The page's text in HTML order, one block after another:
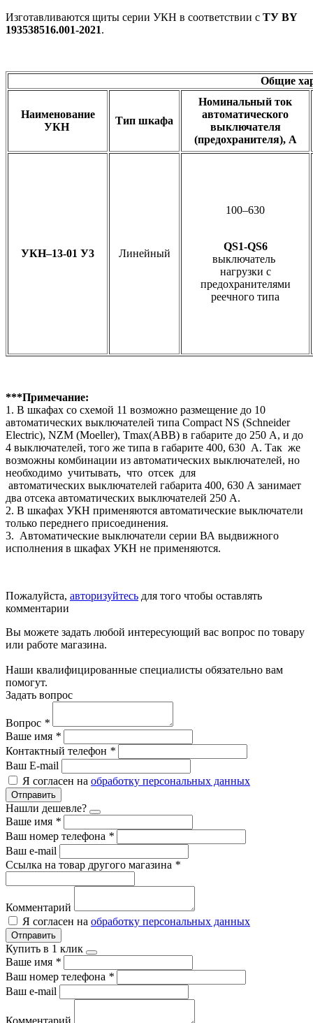
Изготавливаются щиты серии УКН в соответствии с ТУ BY
193538516.001-2021.
Общие
Наименование
УКН
Тип шкафа
Номинальный ток
автоматического
выключателя
(предохранителя), А
УКН–13-01 У3 Линейный
100–630
QS1-QS6
выключатель
нагрузки с
предохранителями
реечного типа
***Примечание:
1. В шкафах со схемой 11 возможно размещение до 10
автоматических выключателей типа Compact NS (Schneider
Electric), NZM (Moeller), Tmax(ABB) в габарите до 250 А, и до
4 выключателей, того же типа в габарите 400, 630 А. Так же
возможны комбинации из автоматических выключателей, но
необходимо учитывать, что отсек для
автоматических выключателей габарита 400, 630 А занимает
два отсека автоматических выключателей 250 А.
2. В шкафах УКН применяются автоматические выключатели
только переднего присоединения.
3. Автоматические выключатели серии ВА выдвижного
исполнения в шкафах УКН не применяются.
Пожалуйста, авторизуйтесь для того чтобы оставлять
комментарии
Вы можете задать любой интересующий вас вопрос по товару
или работе магазина.
Наши квалифицированные специалисты обязательно вам
помогут.
Задать вопрос
Вопрос *
Ваше имя *
Контактный телефон *
Ваш E-mail
Я согласен на обработку персональных данных
Отправить
Нашли дешевле?
Ваше имя *
Ваш номер телефона *
Ваш e-mail
Ссылка на товар другого магазина *
Комментарий
Я согласен на обработку персональных данных
Отправить
Купить в 1 клик
Ваше имя *
Ваш номер телефона *
Ваш e-mail
Комментарий